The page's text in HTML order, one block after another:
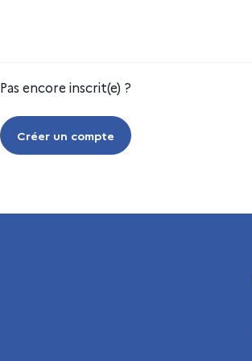
Pas encore inscrit(e) ?
Créer un compte